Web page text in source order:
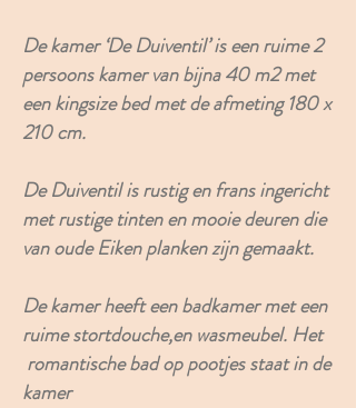
De kamer ‘De Duiventil’ is een ruime 2
persoons kamer van bijna 40 m2 met
een kingsize bed met de afmeting 180 x
210 cm.
De Duiventil is rustig en frans ingericht
met rustige tinten en mooie deuren die
van oude Eiken planken zijn gemaakt.
De kamer heeft een badkamer met een
ruime stortdouche,en wasmeubel. Het
romantische bad op pootjes staat in de
kamer